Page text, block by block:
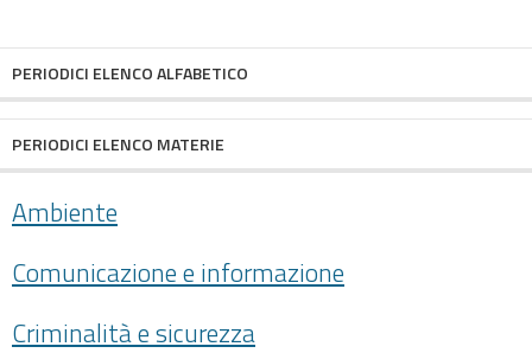
PERIODICI ELENCO ALFABETICO
PERIODICI ELENCO MATERIE
Ambiente
Comunicazione e informazione
Criminalità e sicurezza